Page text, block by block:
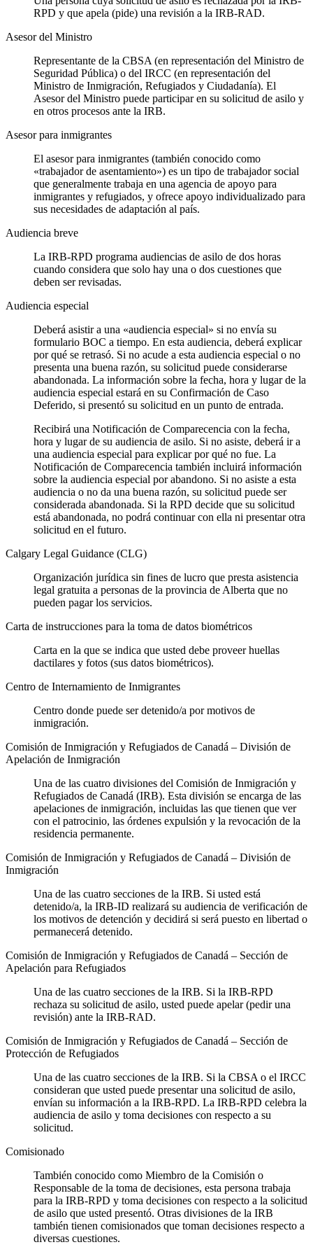
RPD y que apela (pide) una revisión a la IRB-RAD.
Asesor del Ministro
Representante de la CBSA (en representación del Ministro de
Seguridad Pública) o del IRCC (en representación del
Ministro de Inmigración, Refugiados y Ciudadanía). El
Asesor del Ministro puede participar en su solicitud de asilo y
en otros procesos ante la IRB.
Asesor para inmigrantes
El asesor para inmigrantes (también conocido como
«trabajador de asentamiento») es un tipo de trabajador social
que generalmente trabaja en una agencia de apoyo para
inmigrantes y refugiados, y ofrece apoyo individualizado para
sus necesidades de adaptación al país.
Audiencia breve
La IRB-RPD programa audiencias de asilo de dos horas
cuando considera que solo hay una o dos cuestiones que
deben ser revisadas.
Audiencia especial
Deberá asistir a una «audiencia especial» si no envía su
formulario BOC a tiempo. En esta audiencia, deberá explicar
por qué se retrasó. Si no acude a esta audiencia especial o no
presenta una buena razón, su solicitud puede considerarse
abandonada. La información sobre la fecha, hora y lugar de la
audiencia especial estará en su Confirmación de Caso
Deferido, si presentó su solicitud en un punto de entrada.
Recibirá una Notificación de Comparecencia con la fecha,
hora y lugar de su audiencia de asilo. Si no asiste, deberá ir a
una audiencia especial para explicar por qué no fue. La
Notificación de Comparecencia también incluirá información
sobre la audiencia especial por abandono. Si no asiste a esta
audiencia o no da una buena razón, su solicitud puede ser
considerada abandonada. Si la RPD decide que su solicitud
está abandonada, no podrá continuar con ella ni presentar otra
solicitud en el futuro.
Calgary Legal Guidance (CLG)
Organización jurídica sin fines de lucro que presta asistencia
legal gratuita a personas de la provincia de Alberta que no
pueden pagar los servicios.
Carta de instrucciones para la toma de datos biométricos
Carta en la que se indica que usted debe proveer huellas
dactilares y fotos (sus datos biométricos).
Centro de Internamiento de Inmigrantes
Centro donde puede ser detenido/a por motivos de
inmigración.
Comisión de Inmigración y Refugiados de Canadá – División de
Apelación de Inmigración
Una de las cuatro divisiones del Comisión de Inmigración y
Refugiados de Canadá (IRB). Esta división se encarga de las
apelaciones de inmigración, incluidas las que tienen que ver
con el patrocinio, las órdenes expulsión y la revocación de la
residencia permanente.
Comisión de Inmigración y Refugiados de Canadá – División de
Inmigración
Una de las cuatro secciones de la IRB. Si usted está
detenido/a, la IRB-ID realizará su audiencia de verificación de
los motivos de detención y decidirá si será puesto en libertad o
permanecerá detenido.
Comisión de Inmigración y Refugiados de Canadá – Sección de
Apelación para Refugiados
Una de las cuatro secciones de la IRB. Si la IRB-RPD
rechaza su solicitud de asilo, usted puede apelar (pedir una
revisión) ante la IRB-RAD.
Comisión de Inmigración y Refugiados de Canadá – Sección de
Protección de Refugiados
Una de las cuatro secciones de la IRB. Si la CBSA o el IRCC
consideran que usted puede presentar una solicitud de asilo,
envían su información a la IRB-RPD. La IRB-RPD celebra la
audiencia de asilo y toma decisiones con respecto a su
solicitud.
Comisionado
También conocido como Miembro de la Comisión o
Responsable de la toma de decisiones, esta persona trabaja
para la IRB-RPD y toma decisiones con respecto a la solicitud
de asilo que usted presentó. Otras divisiones de la IRB
también tienen comisionados que toman decisiones respecto a
diversas cuestiones.